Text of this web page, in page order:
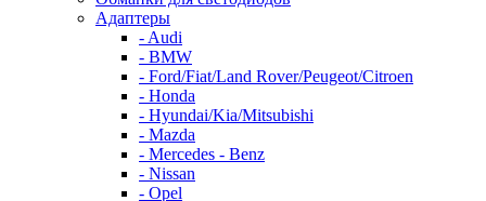
Адаптеры
- Audi
- BMW
- Ford/Fiat/Land Rover/Peugeot/Citroen
- Honda
- Hyundai/Kia/Mitsubishi
- Mazda
- Mercedes - Benz
- Nissan
- Opel